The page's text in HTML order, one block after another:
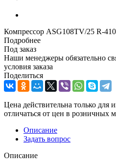
Компрессор ASG108TV/25 R-
Подробнее
Под заказ
Наши менеджеры обязательно
условия заказа
Поделиться
Цена действительна только для
отличаться от цен в розничных
Описание
Задать вопрос
Описание